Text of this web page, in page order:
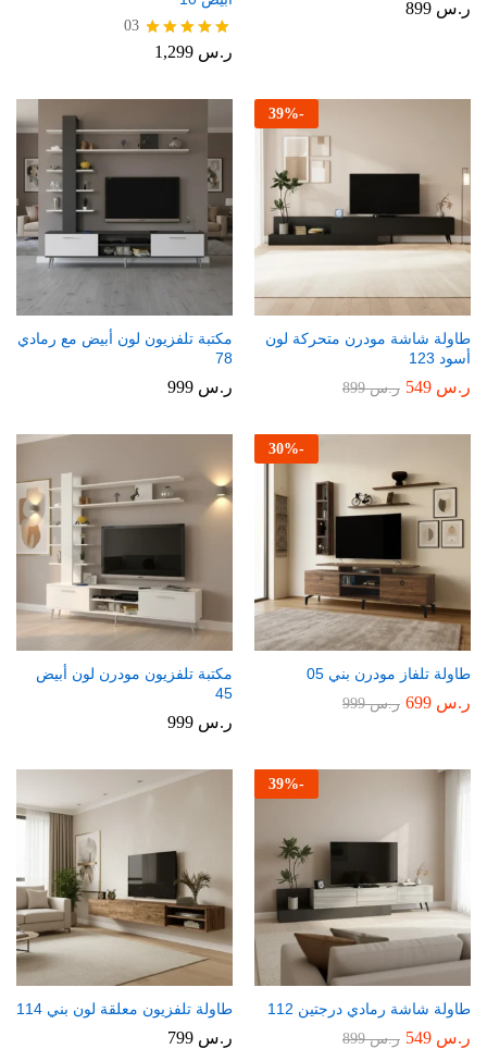
ر.س
تم التقييم
03
ر.س
-
39%
طاولة شاشة مودرن متحركة لون
أسود 123
ر.س ر.س899
مكتبة تلفزيون لون أبيض مع رمادي
78
ر.س
-
30%
طاولة تلفاز مودرن بني 05
ر.س ر.س999
مكتبة تلفزيون مودرن لون أبيض
45
ر.س
-
39%
طاولة شاشة رمادي درجتين 112
ر.س ر.س899
طاولة تلفزيون معلقة لون بني 114
ر.س